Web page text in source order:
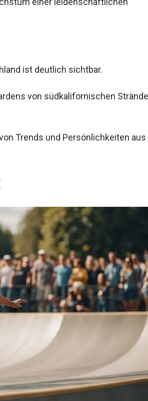
ist deutlich sichtbar.
von südkalifornischen
Trends und Persönlichkeiten aus